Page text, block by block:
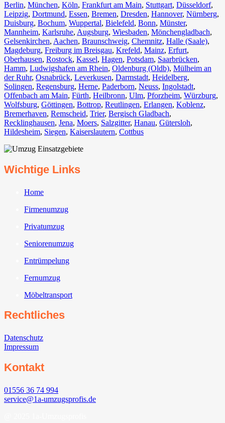
Berlin⁠, München, Köln⁠, Frankfurt am Main, Stuttgart, Düsseldorf,
Leipzig, Dortmund, Essen, Bremen, Dresden, Hannover, Nürnberg,
Duisburg⁠, Bochum, Wuppertal⁠, Bielefeld⁠, Bonn⁠, Münster⁠,
Mannheim, Karlsruhe, Augsburg, Wiesbaden⁠, Mönchengladbach⁠,
Gelsenkirchen⁠, Aachen⁠, Braunschweig, Chemnitz⁠, Halle (Saale)⁠,
Magdeburg, Freiburg im Breisgau⁠, Krefeld⁠, Mainz⁠, Erfurt,
Oberhausen⁠, Rostock⁠, Kassel⁠, Hagen, Potsdam, Saarbrücken⁠,
Hamm, Ludwigshafen am Rhein⁠, Oldenburg (Oldb), Mülheim an
der Ruhr, Osnabrück⁠, Leverkusen, Darmstadt⁠, Heidelberg,
Solingen, Regensburg, Herne⁠, Paderborn, Neuss, Ingolstadt,
Offenbach am Main, Fürth⁠, Heilbronn, Ulm⁠, Pforzheim, Würzburg,
Wolfsburg⁠, Göttingen, Bottrop, Reutlingen, Erlangen⁠, Koblenz,
Bremerhaven⁠, Remscheid, Trier⁠, Bergisch Gladbach,
Recklinghausen, Jena⁠, Moers⁠, Salzgitter⁠, Hanau, Gütersloh,
Hildesheim⁠, Siegen⁠, Kaiserslautern⁠, Cottbus⁠
Wichtige Links
Home
Firmenumzug
Privatumzug
Seniorenumzug
Entrümpelung
Fernumzug
Möbeltransport
Rechtliches
Datenschutz
Impressum
Kontakt
01556 36 74 994
service@1a-umzugsprofis.de